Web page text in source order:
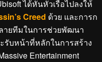
ได้หันหัวเรือไปลงให้
Creed ด้วย และการก
ายทีมในการช่วยพัฒนา
รับหน้าที่หลักในการสร้าง
Entertainment